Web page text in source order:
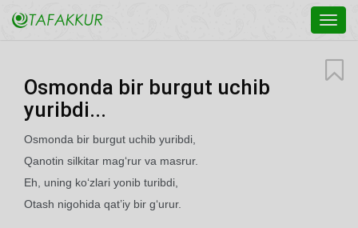
Osmonda bir burgut uchib
yuribdi...
Osmonda bir burgut uchib yuribdi,
Qanotin silkitar mag‘rur va masrur.
Eh, uning ko‘zlari yonib turibdi,
Otash nigohida qat’iy bir g‘urur.